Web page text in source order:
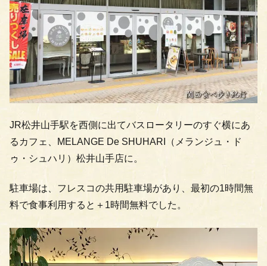
JR松井山手駅を西側に出てバスロータリーのすぐ横にあ
るカフェ、MELANGE De SHUHARI（メランジュ・ド
ゥ・シュハリ）松井山手店に。
駐車場は、フレスコの共用駐車場があり、最初の1時間無
料で食事利用すると＋1時間無料でした。